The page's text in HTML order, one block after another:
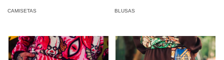
CAMISETAS BLUSAS